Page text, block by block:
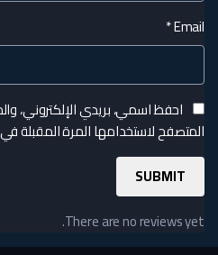
Email
*
احفظ اسمي، بريدي الإلكتروني،
المتصفح لاستخدامها المرة المقبلة
There are no reviews yet.